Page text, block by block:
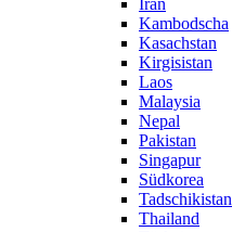
Kambodscha
Kasachstan
Kirgisistan
Laos
Malaysia
Nepal
Pakistan
Singapur
Südkorea
Tadschikistan
Thailand